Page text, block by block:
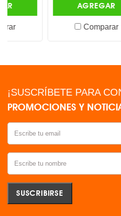
AGREGAR
Comparar
¡SUSCRÍBETE PARA
PROMOCIONES Y